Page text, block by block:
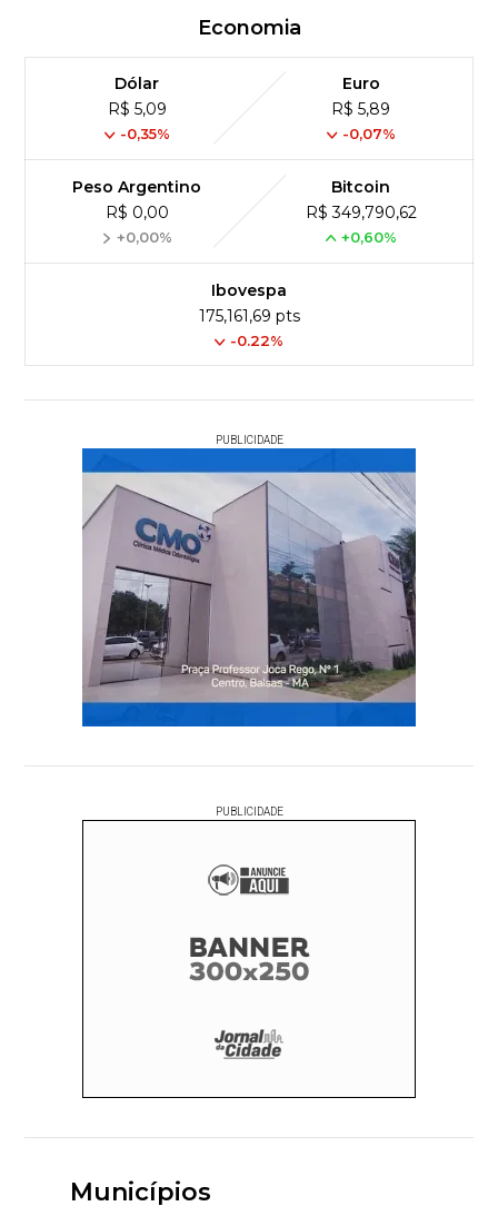
Economia
Dólar
R$ 5,09
-0,35%
Euro
R$ 5,89
-0,07%
Peso Argentino
R$ 0,00
+0,00%
Bitcoin
R$ 349,790,62
+0,60%
Ibovespa
175,161,69 pts
-0.22%
PUBLICIDADE
PUBLICIDADE
Municípios